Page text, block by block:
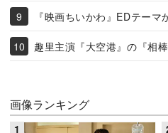
『映画ちいかわ』EDテーマ
趣里主演『大空港』の『相
画像ランキング